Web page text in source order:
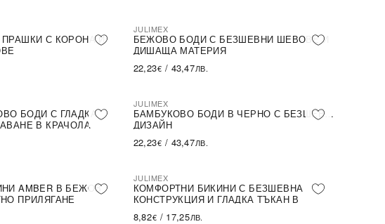
С КОРОНА И
JULIMEX
БЕЖОВО БОДИ С БЕЗШЕВНИ ШЕВОВЕ И
ДИШАЩА МАТЕРИЯ
22,23€ / 43,47ЛВ.
БОДИ С ГЛАДКА
В КРАЧОЛА
JULIMEX
БАМБУКОВО БОДИ В ЧЕРНО С БЕЗШЕВЕН
ДИЗАЙН
22,23€ / 43,47ЛВ.
AMBER В БЕЖОВ
ПРИЛЯГАНЕ
ПОСЛЕДНА БРОЙКА
JULIMEX
КОМФОРТНИ БИКИНИ С БЕЗШЕВНА
КОНСТРУКЦИЯ И ГЛАДКА ТЪКАН В
ПРАСКОВЕН ЦВЯТ
8,82€ / 17,25ЛВ.